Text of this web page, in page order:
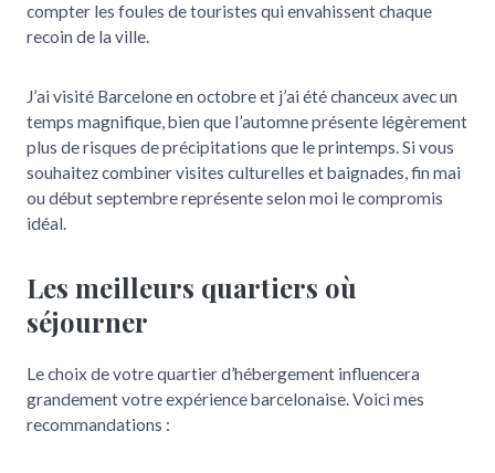
compter les foules de touristes qui envahissent chaque
recoin de la ville.
J’ai visité Barcelone en octobre et j’ai été chanceux avec un
temps magnifique, bien que l’automne présente légèrement
plus de risques de précipitations que le printemps. Si vous
souhaitez combiner visites culturelles et baignades, fin mai
ou début septembre représente selon moi le compromis
idéal.
Les meilleurs quartiers où
séjourner
Le choix de votre quartier d’hébergement influencera
grandement votre expérience barcelonaise. Voici mes
recommandations :